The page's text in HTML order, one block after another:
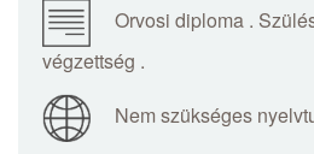
Orvosi diploma .
végzettség .
Nem szükséges